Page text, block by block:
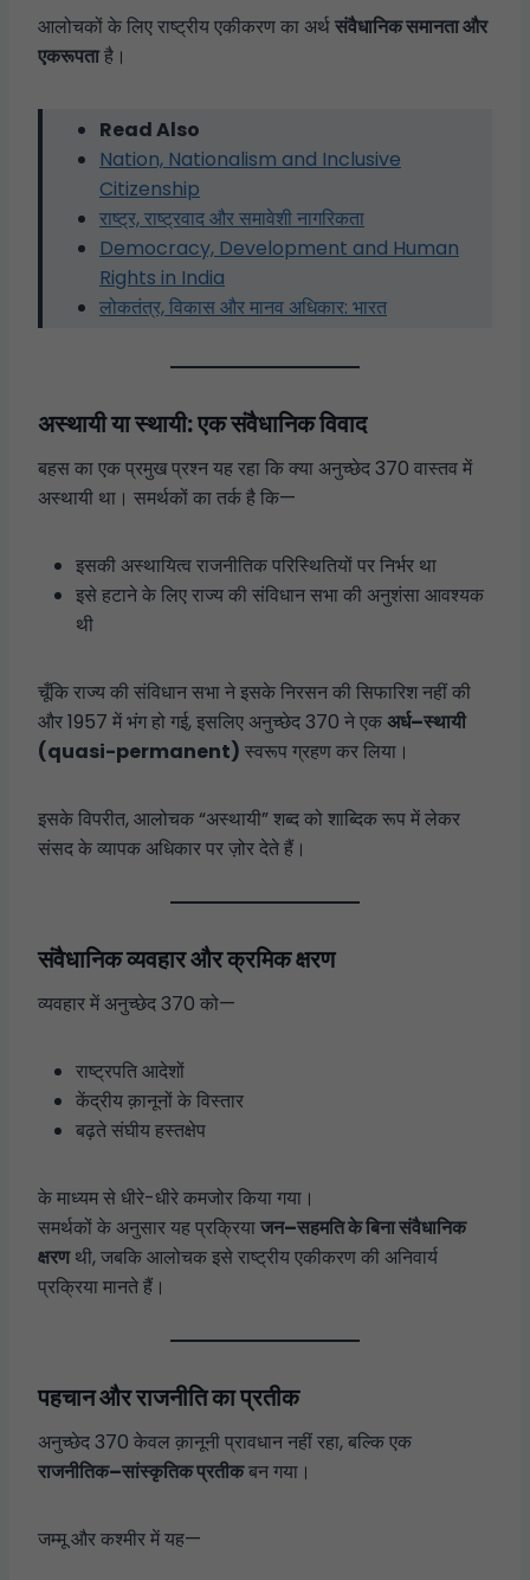
आलोचकों के लिए राष्ट्रीय एकीकरण का अर्थसंवैधानिक समानता और
एकरूपताहै।
Read Also
Nation, Nationalism and Inclusive
Citizenship
राष्ट्र, राष्ट्रवाद और समावेशी नागरिकता
Democracy, Development and Human
Rights in India
लोकतंत्र, विकास और मानव अधिकार: भारत
अस्थायी या स्थायी: एक संवैधानिक विवाद
बहस का एक प्रमुख प्रश्न यह रहा कि क्या अनुच्छेद 370 वास्तव में
अस्थायी था। समर्थकों का तर्क है कि—
इसकी अस्थायित्व राजनीतिक परिस्थितियों पर निर्भर था
इसे हटाने के लिए राज्य की संविधान सभा की अनुशंसा आवश्यक
थी
चूँकि राज्य की संविधान सभा ने इसके निरसन की सिफारिश नहीं की
और 1957 में भंग हो गई, इसलिए अनुच्छेद 370 ने एकअर्ध–स्थायी
(quasi-permanent) स्वरूप ग्रहण कर लिया।
इसके विपरीत, आलोचक “अस्थायी” शब्द को शाब्दिक रूप में लेकर
संसद के व्यापक अधिकार पर ज़ोर देते हैं।
संवैधानिक व्यवहार और क्रमिक क्षरण
व्यवहार में अनुच्छेद 370 को—
राष्ट्रपति आदेशों
केंद्रीय क़ानूनों के विस्तार
बढ़ते संघीय हस्तक्षेप
के माध्यम से धीरे-धीरे कमजोर किया गया।
समर्थकों के अनुसार यह प्रक्रियाजन–सहमति के बिना संवैधानिक
क्षरणथी, जबकि आलोचक इसे राष्ट्रीय एकीकरण की अनिवार्य
प्रक्रिया मानते हैं।
पहचान और राजनीति का प्रतीक
अनुच्छेद 370 केवल क़ानूनी प्रावधान नहीं रहा, बल्कि एक
राजनीतिक–सांस्कृतिक प्रतीकबन गया।
जम्मू और कश्मीर में यह—